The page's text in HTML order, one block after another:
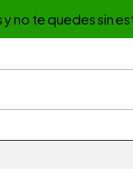
y no te quedes sin